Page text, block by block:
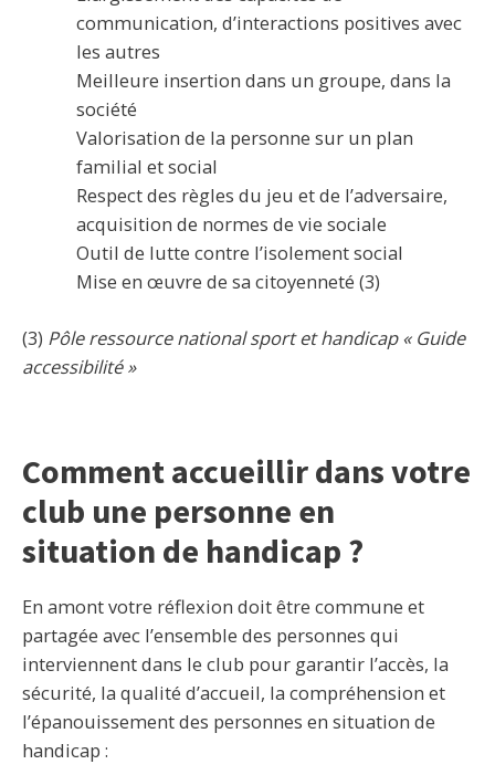
communication, d’interactions positives avec
les autres
Meilleure insertion dans un groupe, dans la
société
Valorisation de la personne sur un plan
familial et social
Respect des règles du jeu et de l’adversaire,
acquisition de normes de vie sociale
Outil de lutte contre l’isolement social
Mise en œuvre de sa citoyenneté (3)
(3) Pôle ressource national sport et handicap « Guide
accessibilité »
Comment accueillir dans votre
club une personne en
situation de handicap ?
En amont votre réflexion doit être commune et
partagée avec l’ensemble des personnes qui
interviennent dans le club pour garantir l’accès, la
sécurité, la qualité d’accueil, la compréhension et
l’épanouissement des personnes en situation de
handicap :